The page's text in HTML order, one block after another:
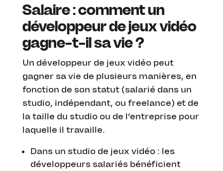
Salaire : comment un
développeur de jeux vidéo
gagne-t-il sa vie ?
Un développeur de jeux vidéo peut
gagner sa vie de plusieurs manières, en
fonction de son statut (salarié dans un
studio, indépendant, ou freelance) et de
la taille du studio ou de l’entreprise pour
laquelle il travaille.
Dans un studio de jeux vidéo : les
développeurs salariés bénéficient